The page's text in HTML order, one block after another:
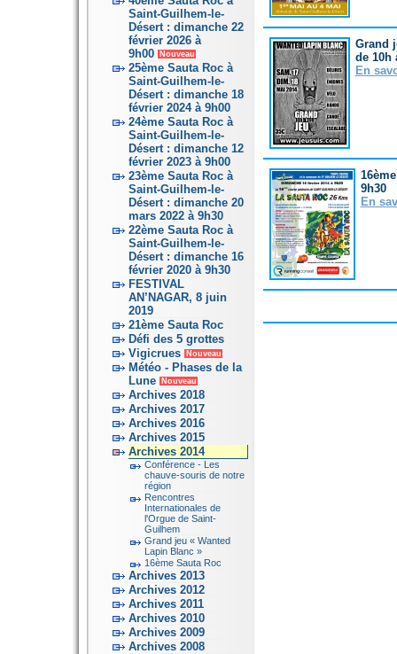
Saint-Guilhem-le-
Désert : dimanche 22
février 2026 à
9h00
Nouveau
25ème Sauta Roc à
Saint-Guilhem-le-
Désert : dimanche 18
février 2024 à 9h00
24ème Sauta Roc à
Saint-Guilhem-le-
Désert : dimanche 12
février 2023 à 9h00
23ème Sauta Roc à
Saint-Guilhem-le-
Désert : dimanche 20
mars 2022 à 9h30
22ème Sauta Roc à
Saint-Guilhem-le-
Désert : dimanche 16
février 2020 à 9h30
FESTIVAL
AN’NAGAR, 8 juin
2019
21ème Sauta Roc
Défi des 5 grottes
Vigicrues
Nouveau
Météo - Phases de la
Lune
Nouveau
Archives 2018
Archives 2017
Archives 2016
Archives 2015
Archives 2014
Conférence - Les
chauve-souris de notre
région
Rencontres
Internationales de
l'Orgue de Saint-
Guilhem
Grand jeu « Wanted
Lapin Blanc »
16ème Sauta Roc
Archives 2013
Archives 2012
Archives 2011
Archives 2010
Archives 2009
Archives 2008
Grand
de 10h
En
9h30
En